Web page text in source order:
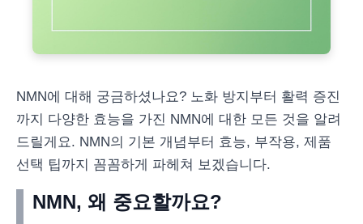
NMN에 대해 궁금하셨나요? 노화 방지부터 활력 증진
까지 다양한 효능을 가진 NMN에 대한 모든 것을 알려
드릴게요. NMN의 기본 개념부터 효능, 부작용, 제품
선택 팁까지 꼼꼼하게 파헤쳐 보겠습니다.
NMN, 왜 중요할까요?